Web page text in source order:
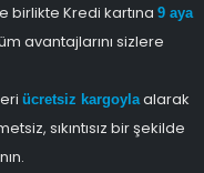
birlikte Kredi kartına 9 aya
avantajlarını sizlere
ücretsiz kargoylaalarak
sıkıntısız bir şekilde